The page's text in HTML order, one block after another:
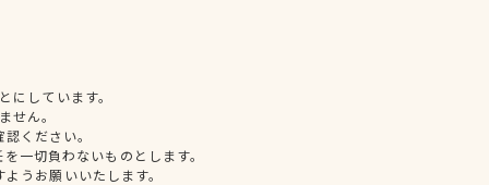
しています。
せん。
ください。
一切負わないものとします。
うお願いいたします。